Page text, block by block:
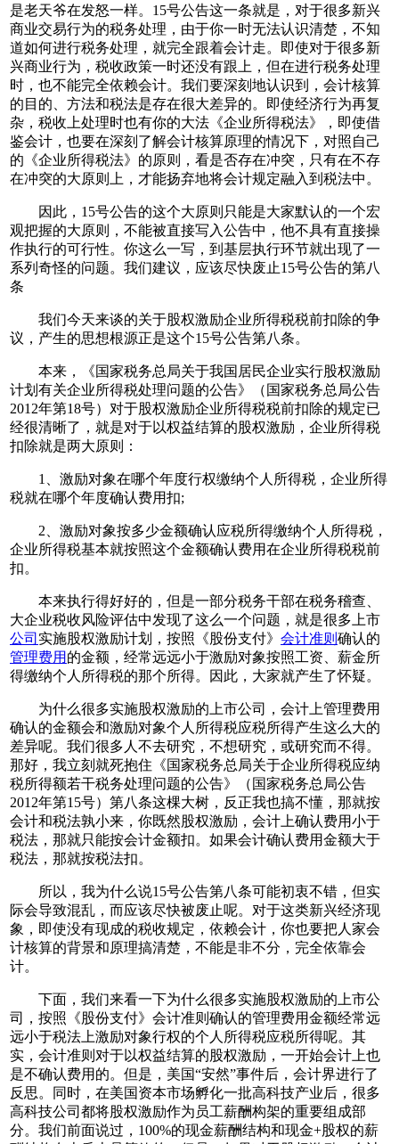
是老天爷在发怒一样。15号公告这一条就是，对于很多新兴
商业交易行为的税务处理，由于你一时无法认识清楚，不知
道如何进行税务处理，就完全跟着会计走。即使对于很多新
兴商业行为，税收政策一时还没有跟上，但在进行税务处理
时，也不能完全依赖会计。我们要深刻地认识到，会计核算
的目的、方法和税法是存在很大差异的。即使经济行为再复
杂，税收上处理时也有你的大法《企业所得税法》，即使借
鉴会计，也要在深刻了解会计核算原理的情况下，对照自己
的《企业所得税法》的原则，看是否存在冲突，只有在不存
在冲突的大原则上，才能扬弃地将会计规定融入到税法中。
因此，15号公告的这个大原则只能是大家默认的一个宏
观把握的大原则，不能被直接写入公告中，他不具有直接操
作执行的可行性。你这么一写，到基层执行环节就出现了一
系列奇怪的问题。我们建议，应该尽快废止15号公告的第八
条
我们今天来谈的关于股权激励企业所得税税前扣除的争
议，产生的思想根源正是这个15号公告第八条。
本来，《国家税务总局关于我国居民企业实行股权激励
计划有关企业所得税处理问题的公告》（国家税务总局公告
2012年第18号）对于股权激励企业所得税税前扣除的规定已
经很清晰了，就是对于以权益结算的股权激励，企业所得税
扣除就是两大原则：
1、激励对象在哪个年度行权缴纳个人所得税，企业所得
税就在哪个年度确认费用扣;
2、激励对象按多少金额确认应税所得缴纳个人所得税，
企业所得税基本就按照这个金额确认费用在企业所得税税前
扣。
本来执行得好好的，但是一部分税务干部在税务稽查、
大企业税收风险评估中发现了这么一个问题，就是很多上市
公司 实施股权激励计划，按照《股份支付》 会计准则 确认的
管理费用 的金额，经常远远小于激励对象按照工资、薪金所
得缴纳个人所得税的那个所得。因此，大家就产生了怀疑。
为什么很多实施股权激励的上市公司，会计上管理费用
确认的金额会和激励对象个人所得税应税所得产生这么大的
差异呢。我们很多人不去研究，不想研究，或研究而不得。
那好，我立刻就死抱住《国家税务总局关于企业所得税应纳
税所得额若干税务处理问题的公告》（国家税务总局公告
2012年第15号）第八条这棵大树，反正我也搞不懂，那就按
会计和税法孰小来，你既然股权激励，会计上确认费用小于
税法，那就只能按会计金额扣。如果会计确认费用金额大于
税法，那就按税法扣。
所以，我为什么说15号公告第八条可能初衷不错，但实
际会导致混乱，而应该尽快被废止呢。对于这类新兴经济现
象，即使没有现成的税收规定，依赖会计，你也要把人家会
计核算的背景和原理搞清楚，不能是非不分，完全依靠会
计。
下面，我们来看一下为什么很多实施股权激励的上市公
司，按照《股份支付》会计准则确认的管理费用金额经常远
远小于税法上激励对象行权的个人所得税应税所得呢。其
实，会计准则对于以权益结算的股权激励，一开始会计上也
是不确认费用的。但是，美国“安然”事件后，会计界进行了
反思。同时，在美国资本市场孵化一批高科技产业后，很多
高科技公司都将股权激励作为员工薪酬构架的重要组成部
分。我们前面说过，100%的现金薪酬结构和现金+股权的薪